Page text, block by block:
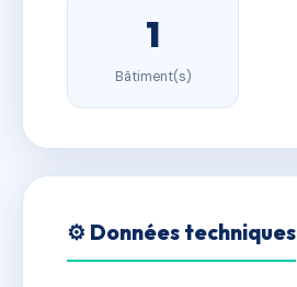
1
Bâtiment(s)
⚙️ Données techniques